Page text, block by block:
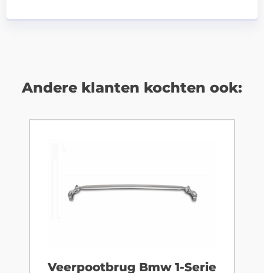
Andere klanten kochten ook:
Veerpootbrug Bmw 1-Serie